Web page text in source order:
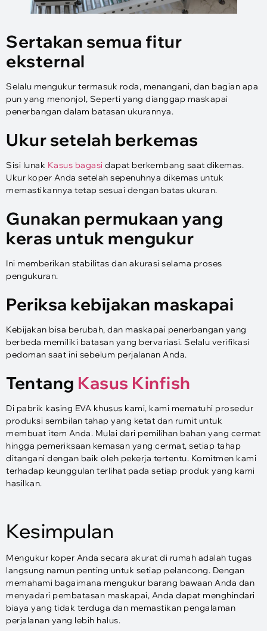
Sertakan semua fitur
eksternal
Selalu mengukur termasuk roda, menangani, dan bagian apa
pun yang menonjol, Seperti yang dianggap maskapai
penerbangan dalam batasan ukurannya.
Ukur setelah berkemas
Sisi lunak Kasus bagasi dapat berkembang saat dikemas.
Ukur koper Anda setelah sepenuhnya dikemas untuk
memastikannya tetap sesuai dengan batas ukuran.
Gunakan permukaan yang
keras untuk mengukur
Ini memberikan stabilitas dan akurasi selama proses
pengukuran.
Periksa kebijakan maskapai
Kebijakan bisa berubah, dan maskapai penerbangan yang
berbeda memiliki batasan yang bervariasi. Selalu verifikasi
pedoman saat ini sebelum perjalanan Anda.
Tentang Kasus Kinfish
Di pabrik kasing EVA khusus kami, kami mematuhi prosedur
produksi sembilan tahap yang ketat dan rumit untuk
membuat item Anda. Mulai dari pemilihan bahan yang cermat
hingga pemeriksaan kemasan yang cermat, setiap tahap
ditangani dengan baik oleh pekerja tertentu. Komitmen kami
terhadap keunggulan terlihat pada setiap produk yang kami
hasilkan.
Kesimpulan
Mengukur koper Anda secara akurat di rumah adalah tugas
langsung namun penting untuk setiap pelancong. Dengan
memahami bagaimana mengukur barang bawaan Anda dan
menyadari pembatasan maskapai, Anda dapat menghindari
biaya yang tidak terduga dan memastikan pengalaman
perjalanan yang lebih halus.